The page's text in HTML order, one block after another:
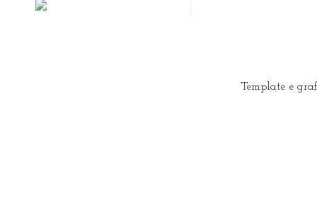
Template e